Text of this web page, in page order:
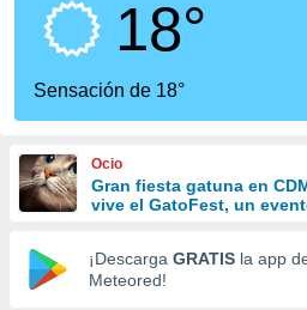
calidad.
a este
las
y
forma
digital
basada
18°
Sensación de 18°
Ocio
Gran fiesta gatuna en
vive el GatoFest, un
¡Descarga GRATIS la app
Meteored!